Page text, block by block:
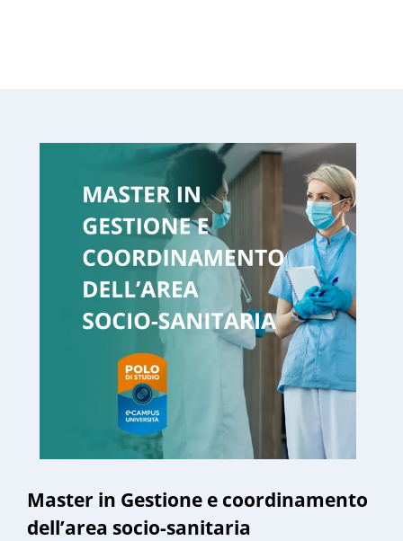
Master in Gestione e coordinamento
dell’area socio-sanitaria